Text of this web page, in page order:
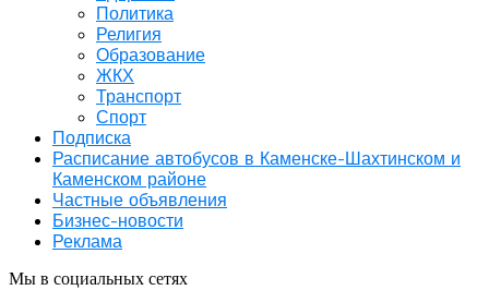
Политика
Религия
Образование
ЖКХ
Транспорт
Спорт
Подписка
Расписание автобусов в Каменске-Шахтинском и
Каменском районе
Частные объявления
Бизнес-новости
Реклама
Мы в социальных сетях